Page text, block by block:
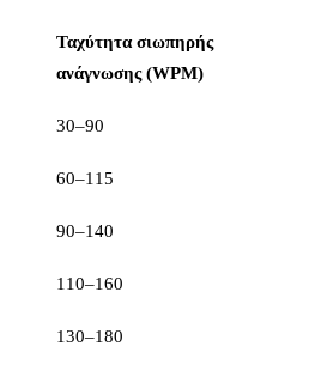
Ταχύτητα σιωπηρής
ανάγνωσης (WPM)
30–90
60–115
90–140
110–160
130–180